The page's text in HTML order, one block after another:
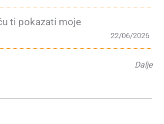
ti pokazati moje
22/06/2026
Dalje